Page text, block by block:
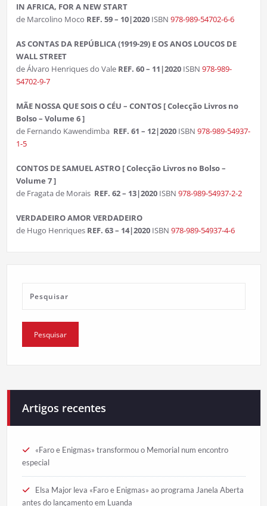
IN AFRICA, FOR A NEW START
de Marcolino Moco REF. 59 – 10|2020ISBN 978-989-54702-6-6
AS CONTAS DA REPÚBLICA (1919-29) E OS ANOS LOUCOS DE
WALL STREET
de Álvaro Henriques do Vale REF. 60 – 11|2020ISBN 978-989-
54702-9-7
MÃE NOSSA QUE SOIS O CÉU – CONTOS [ Colecção Livros no
Bolso – Volume 6 ]
de Fernando Kawendimba REF. 61 – 12|2020ISBN 978-989-54937-
1-5
CONTOS DE SAMUEL ASTRO [ Colecção Livros no Bolso –
Volume 7 ]
de Fragata de Morais REF. 62 – 13|2020ISBN 978-989-54937-2-2
VERDADEIRO AMOR VERDADEIRO
de Hugo Henriques REF. 63 – 14|2020ISBN 978-989-54937-4-6
Artigos recentes
«Faro e Enigmas» transformou o Memorial num encontro
especial
Elsa Major leva «Faro e Enigmas» ao programa Janela Aberta
antes do lançamento em Luanda